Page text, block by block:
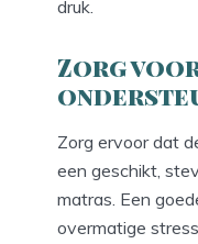
druk.
Zorg
Zorg ervoor dat
een geschikt,
matras. Een
overmatige